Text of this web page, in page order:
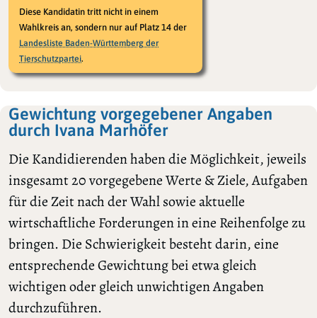
Diese Kandidatin tritt nicht in einem
Wahlkreis an, sondern nur auf Platz 14 der
Landesliste Baden-Württemberg der
Tierschutzpartei.
Gewichtung vorgegebener Angaben
durch Ivana Marhöfer
Die Kandidierenden haben die Möglichkeit, jeweils
insgesamt 20 vorgegebene Werte & Ziele, Aufgaben
für die Zeit nach der Wahl sowie aktuelle
wirtschaftliche Forderungen in eine Reihenfolge zu
bringen. Die Schwierigkeit besteht darin, eine
entsprechende Gewichtung bei etwa gleich
wichtigen oder gleich unwichtigen Angaben
durchzuführen.